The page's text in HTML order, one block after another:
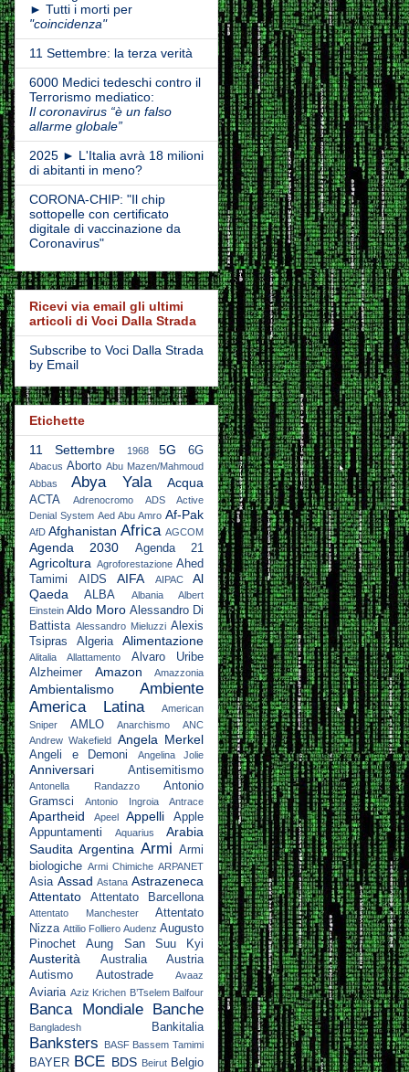
► Tutti i morti per
"coincidenza"
11 Settembre: la terza verità
6000 Medici tedeschi contro il
Terrorismo mediatico:
Il coronavirus “è un falso
allarme globale”
2025 ► L'Italia avrà 18 milioni
di abitanti in meno?
CORONA-CHIP: "Il chip
sottopelle con certificato
digitale di vaccinazione da
Coronavirus"
Ricevi via email gli ultimi
articoli di Voci Dalla Strada
Subscribe to Voci Dalla Strada
by Email
Etichette
11 Settembre
1968 5G 6G
Abacus Aborto Abu Mazen/Mahmoud
Abbas
Abya Yala Acqua
ACTA Adrenocromo
ADS Active
Denial System Aed Abu Amro Af-Pak
AfD Afghanistan Africa AGCOM
Agenda 2030 Agenda 21
Agricoltura Agroforestazione Ahed
Tamimi
AIDS AIFA AIPAC
Al
Qaeda
ALBA Albania
Albert
Einstein Aldo Moro Alessandro Di
Battista Alessandro Mieluzzi Alexis
Tsipras
Algeria Alimentazione
Alitalia Allattamento
Alvaro Uribe
Alzheimer
Amazon Amazzonia
Ambientalismo
Ambiente
America Latina
American
Sniper
AMLO Anarchismo
ANC
Andrew Wakefield Angela Merkel
Angeli e Demoni Angelina Jolie
Anniversari Antisemitismo
Antonella Randazzo
Antonio
Gramsci
Antonio Ingroia Antrace
Apartheid Apeel Appelli
Apple
Appuntamenti
Aquarius
Arabia
Saudita Argentina Armi Armi
biologiche Armi Chimiche ARPANET
Asia Assad Astana Astrazeneca
Attentato
Attentato Barcellona
Attentato Manchester
Attentato
Nizza Attilio Folliero Audenz Augusto
Pinochet
Aung San Suu Kyi
Austerità Australia
Austria
Autismo
Autostrade Avaaz
Aviaria Aziz Krichen B’Tselem Balfour
Banca Mondiale Banche
Bangladesh Bankitalia
Banksters BASF Bassem Tamimi
BAYER BCE BDS Beirut Belgio